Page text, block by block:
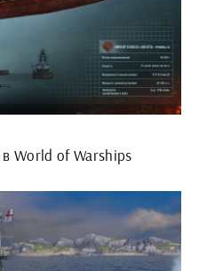
World of Warships